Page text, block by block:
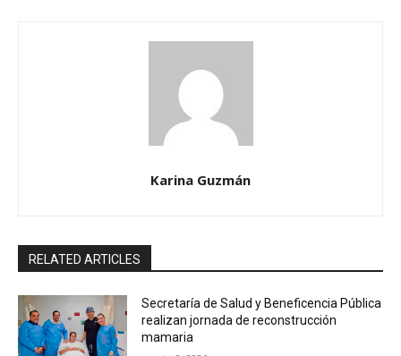
Karina Guzmán
RELATED ARTICLES
Secretaría de Salud y Beneficencia Pública
realizan jornada de reconstrucción
mamaria